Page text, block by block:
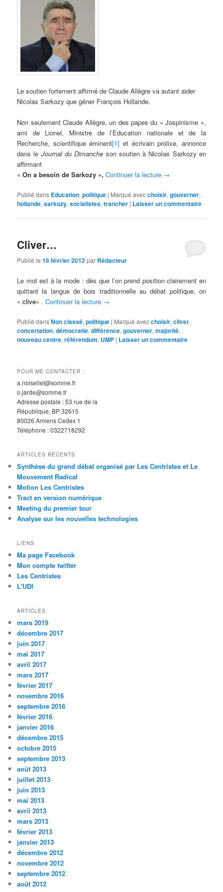
Le soutienfortement affirmé de Claude Allègre va autant aider
Nicolas Sarkozy que gêner François Hollande.
Non seulement Claude Allègre, un des papes du « Jospinisme »,
ami de Lionel, Ministre de l’Education nationale et de la
Recherche, scientifique éminent[1] et écrivain prolixe, annonce
dans le Journal du Dimanche son soutien à Nicolas Sarkozy en
affirmant
«On a besoin de Sarkozy », Continuer la lecture →
Publié dans Education,politique | Marqué avecchoisir,gouverner,
hollande,sarkozy,socialistes,trancher | Laisser un commentaire
Cliver…
Publié le16 février 2012par Rédacteur
Le mot est à la mode : dès que l’on prend position clairement en
quittant la langue de bois traditionnelle au débat politique, on
«clive« .Continuer la lecture →
Publié dansNon classé,politique | Marqué avecchoisir,cliver,
concertation,démocratie,différence,gouverner,majorité,
nouveau centre,référendum, UMP | Laisser un commentaire
POUR ME CONTACTER :
a.noiseliet@somme.fr
o.jarde@somme.fr
Adresse postale : 53 rue de la
République, BP 32615
80026 Amiens Cedex 1
Téléphone : 0322718292
ARTICLES RÉCENTS
Synthèse du grand débat organisé par Les Centristes et Le
Mouvement Radical
Motion Les Centristes
Tract en version numérique
Meeting du premier tour
Analyse sur les nouvelles technologies
LIENS
Ma page Facebook
Mon compte twitter
Les Centristes
L'UDI
ARTICLES
mars 2019
décembre 2017
juin 2017
mai 2017
avril 2017
mars 2017
février 2017
novembre 2016
septembre 2016
février 2016
janvier 2016
décembre 2015
octobre 2015
septembre 2013
août 2013
juillet 2013
juin 2013
mai 2013
avril 2013
mars 2013
février 2013
janvier 2013
décembre 2012
novembre 2012
septembre 2012
août 2012